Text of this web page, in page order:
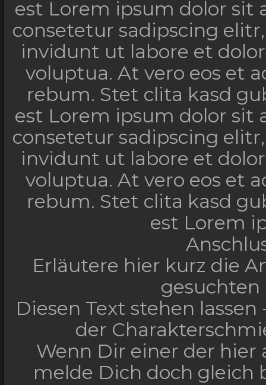
est Lorem ipsum dolor sit
consetetur sadipscing
invidunt ut labore et
voluptua. At vero eos et
rebum. Stet clita kasd
est Lorem ipsum dolor sit
consetetur sadipscing
invidunt ut labore et
voluptua. At vero eos et
rebum. Stet clita kasd
est Lorem
Erläutere hier kurz die
gesuchten
Diesen Text stehen
der
Wenn Dir einer der
melde Dich doch gleich